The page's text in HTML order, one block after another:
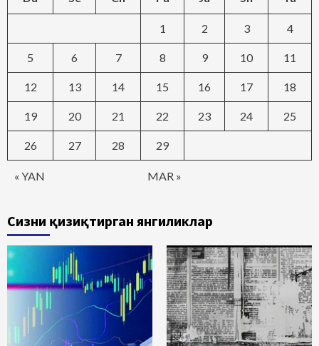
« YAN MAR »
1 2 3 4
5 6 7 8 9 10 11
12 13 14 15 16 17 18
19 20 21 22 23 24 25
26 27 28 29
Сизни қизиқтирган янгиликлар